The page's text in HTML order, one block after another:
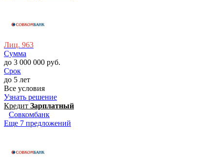
Лиц. 963
Сумма
до 3 000 000 руб.
Срок
до 5 лет
Все условия
Узнать решение
Кредит Зарплатный
Совкомбанк
Еще 7 предложений